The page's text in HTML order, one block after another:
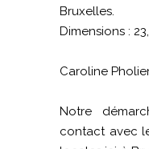
Bruxelles.
Dimensions :
Caroline
Notre
contact avec